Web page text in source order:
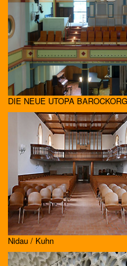
DIE NEUE UTOPA
Nidau / Kuhn